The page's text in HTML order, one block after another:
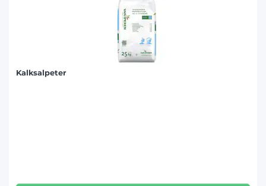
Kalksalpeter